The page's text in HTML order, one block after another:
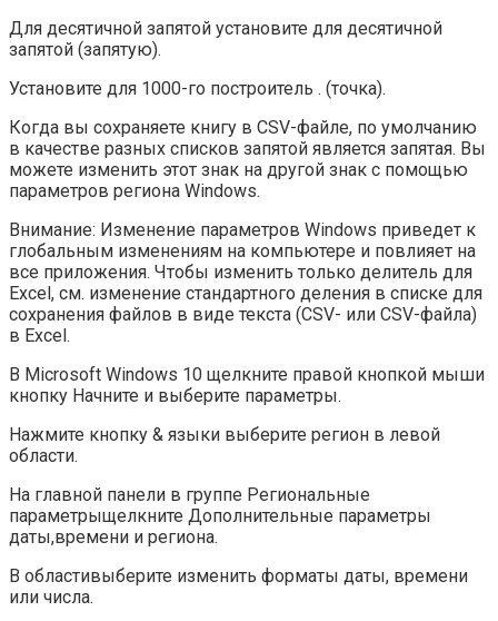
Для десятичной запятой установите для десятичной
запятой (запятую).
Установите для 1000-го построитель . (точка).
Когда вы сохраняете книгу в CSV-файле, по умолчанию
в качестве разных списков запятой является запятая. Вы
можете изменить этот знак на другой знак с помощью
параметров региона Windows.
Внимание: Изменение параметров Windows приведет к
глобальным изменениям на компьютере и повлияет на
все приложения. Чтобы изменить только делитель для
Excel, см. изменение стандартного деления в списке для
сохранения файлов в виде текста (CSV- или CSV-файла)
в Excel.
В Microsoft Windows 10 щелкните правой кнопкой мыши
кнопку Начните и выберите параметры.
Нажмите кнопку & языки выберите регион в левой
области.
На главной панели в группе Региональные
параметрыщелкните Дополнительные параметры
даты,времени и региона.
В областивыберите изменить форматы даты, времени
или числа.